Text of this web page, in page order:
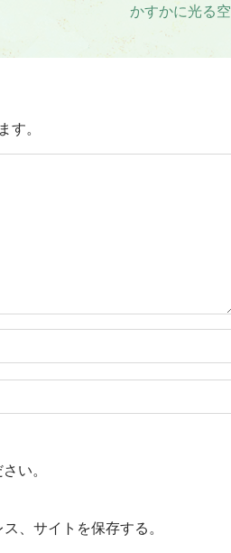
かすかに光る空
。
い。
、サイトを保存する。